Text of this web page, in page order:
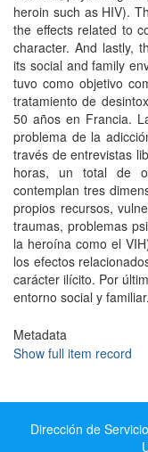
heroin such as HIV).
the effects related to
character. And lastly,
its social and family
tuvo como objetivo
tratamiento de
50 años en Francia.
problema de la
través de entrevistas
horas, un total de
contemplan tres
propios recursos,
traumas, problemas
la heroí­na como el
los efectos
carácter ilí­cito. Por
entorno social y familiar.
Metadata
Show full item record
Dirección de